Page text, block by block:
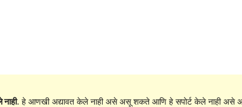
नाही. हे आणखी अद्यावत केले नाही असे असू शकते आणि हे सपोर्ट केले नाही असे